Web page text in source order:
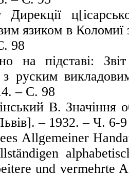
Дирекції
язиком в
98
на підставі:
з руским
– С. 98
В. Значіння
– 1932. – Ч. 6-
Allgemeiner
und vermehrte